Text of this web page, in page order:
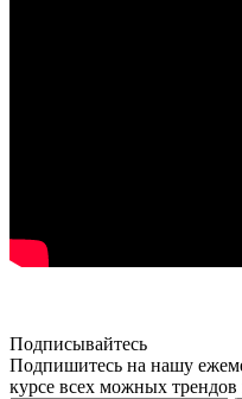
Подписывайтесь
Подпишитесь на нашу
курсе всех можных трендов